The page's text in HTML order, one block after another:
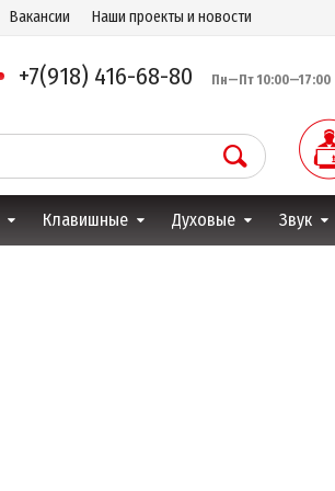
Вакансии Наши проекты и новости
+7(918) 416-68-80 Пн—Пт 10:00—17:00
Клавишные Духовые Звук